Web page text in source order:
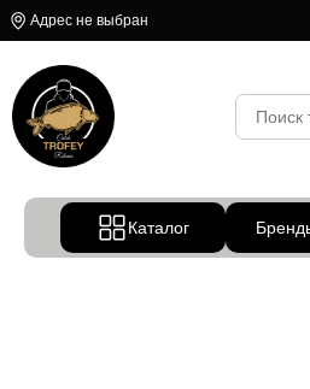
Адрес не выбран
Каталог